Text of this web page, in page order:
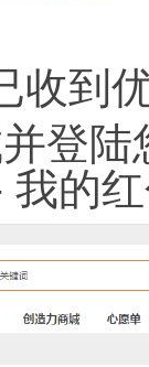
收到
登
的